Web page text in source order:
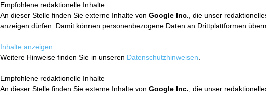
Empfohlene redaktionelle Inhalte
An dieser Stelle finden Sie externe Inhalte von Google Inc. , die unser
anzeigen dürfen. Damit können personenbezogene Daten an Drittplattformen
Inhalte anzeigen
Weitere Hinweise finden Sie in unseren Datenschutzhinweisen
Empfohlene redaktionelle Inhalte
An dieser Stelle finden Sie externe Inhalte von Google Inc. , die unser